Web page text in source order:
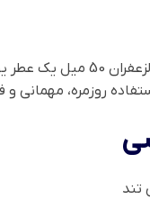
با رایحه
استفاده روزمره،
تند